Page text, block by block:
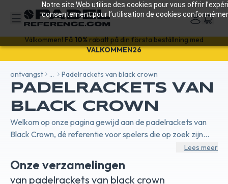
Notre site Web utilise des cookies pour vous offrir
consentement pour l’utilisation de cookies
Välkommen! Få10%rabatt på din första beställning med
VALKOMMEN26
ontvangst ... Padelrackets van black crown
PADELRACKETS VAN
BLACK CROWN
Welkom op onze pagina gewijd aan de padelrackets van
Black Crown, dé referentie voor spelers die op zoek zijn
naar innovatie, prestaties en stijl. Elk Black Crown-racket
wordt ontworpen met meticuleuze aandacht voor detail en
biedt een perfecte balans tussen kracht en controle. Onze
Lees meer
Onze verzamelingen
van padelrackets van black crown
BLACK CROWN PADEL